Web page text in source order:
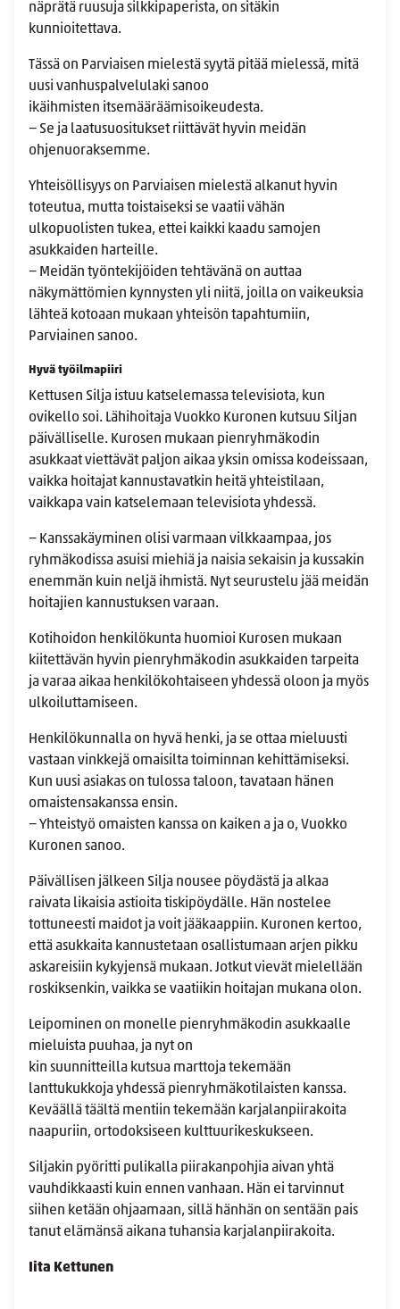
näprätä ruusuja silkkipaperista, on sitäkin
kunnioitettava.
Tässä on Parviaisen mielestä syytä pitää mielessä, mitä
uusi vanhuspalvelulaki sanoo
ikäihmisten itsemääräämisoikeudesta.
− Se ja laatusuositukset riittävät hyvin meidän
ohjenuoraksemme.
Yhteisöllisyys on Parviaisen mielestä alkanut hyvin
toteutua, mutta toistaiseksi se vaatii vähän
ulkopuolisten tukea, ettei kaikki kaadu samojen
asukkaiden harteille.
− Meidän työntekijöiden tehtävänä on auttaa
näkymättömien kynnysten yli niitä, joilla on vaikeuksia
lähteä kotoaan mukaan yhteisön tapahtumiin,
Parviainen sanoo.
Hyvä työilmapiiri
Kettusen Silja istuu katselemassa televisiota, kun
ovikello soi. Lähihoitaja Vuokko Kuronen kutsuu Siljan
päivälliselle. Kurosen mukaan pienryhmäkodin
asukkaat viettävät paljon aikaa yksin omissa kodeissaan,
vaikka hoitajat kannustavatkin heitä yhteistilaan,
vaikkapa vain katselemaan televisiota yhdessä.
− Kanssakäyminen olisi varmaan vilkkaampaa, jos
ryhmäkodissa asuisi miehiä ja naisia sekaisin ja kussakin
enemmän kuin neljä ihmistä. Nyt seurustelu jää meidän
hoitajien kannustuksen varaan.
Kotihoidon henkilökunta huomioi Kurosen mukaan
kiitettävän hyvin pienryhmäkodin asukkaiden tarpeita
ja varaa aikaa henkilökohtaiseen yhdessä oloon ja myös
ulkoiluttamiseen.
Henkilökunnalla on hyvä henki, ja se ottaa mieluusti
vastaan vinkkejä omaisilta toiminnan kehittämiseksi.
Kun uusi asiakas on tulossa taloon, tavataan hänen
omaistensakanssa ensin.
− Yhteistyö omaisten kanssa on kaiken a ja o, Vuokko
Kuronen sanoo.
Päivällisen jälkeen Silja nousee pöydästä ja alkaa
raivata likaisia astioita tiskipöydälle. Hän nostelee
tottuneesti maidot ja voit jääkaappiin. Kuronen kertoo,
että asukkaita kannustetaan osallistumaan arjen pikku
askareisiin kykyjensä mukaan. Jotkut vievät mielellään
roskiksenkin, vaikka se vaatiikin hoitajan mukana olon.
Leipominen on monelle pienryhmäkodin asukkaalle
mieluista puuhaa, ja nyt on
kin suunnitteilla kutsua marttoja tekemään
lanttukukkoja yhdessä pienryhmäkotilaisten kanssa.
Keväällä täältä mentiin tekemään karjalanpiirakoita
naapuriin, ortodoksiseen kulttuurikeskukseen.
Siljakin pyöritti pulikalla piirakanpohjia aivan yhtä
vauhdikkaasti kuin ennen vanhaan. Hän ei tarvinnut
siihen ketään ohjaamaan, sillä hänhän on sentään pais
tanut elämänsä aikana tuhansia karjalanpiirakoita.
Iita Kettunen